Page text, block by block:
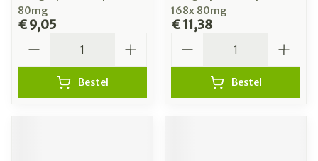
80mg
€ 9,05
Bestel
168x 80mg
€ 11,38
Bestel